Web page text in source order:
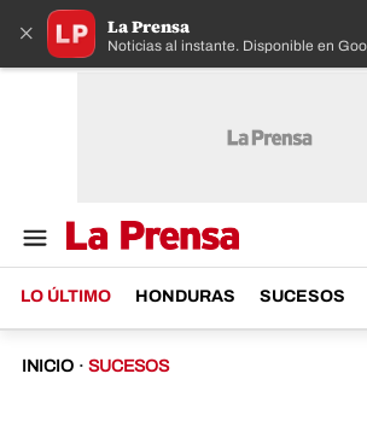
× La Prensa
Noticias al instante. Disponible en
LO ÚLTIMO HONDURAS SUCESOS
INICIO · SUCESOS